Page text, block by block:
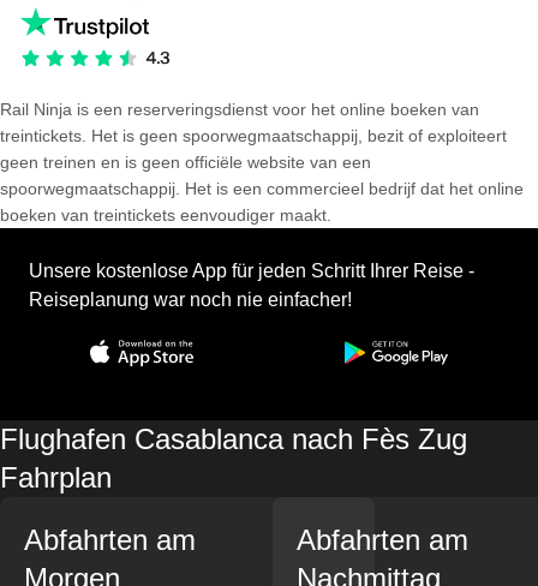
Rail Ninja is een reserveringsdienst voor het online boeken van
treintickets. Het is geen spoorwegmaatschappij, bezit of exploiteert
geen treinen en is geen officiële website van een
spoorwegmaatschappij. Het is een commercieel bedrijf dat het online
boeken van treintickets eenvoudiger maakt.
Unsere kostenlose App für jeden Schritt Ihrer Reise -
Reiseplanung war noch nie einfacher!
Flughafen Casablanca nach Fès Zug
Fahrplan
Abfahrten am
Morgen
Abfahrten am
Nachmittag